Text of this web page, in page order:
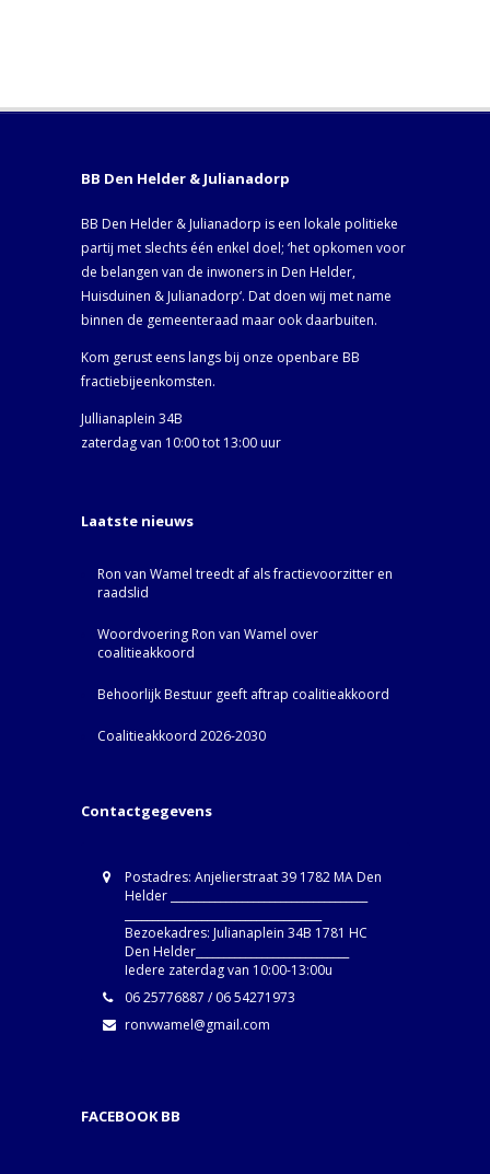
BB Den Helder & Julianadorp
BB Den Helder & Julianadorp is een lokale politieke
partij met slechts één enkel doel; ‘het opkomen voor
de belangen van de inwoners in Den Helder,
Huisduinen & Julianadorp‘. Dat doen wij met name
binnen de gemeenteraad maar ook daarbuiten.
Kom gerust eens langs bij onze openbare BB
fractiebijeenkomsten.
Jullianaplein 34B
zaterdag van 10:00 tot 13:00 uur
Laatste nieuws
Ron van Wamel treedt af als fractievoorzitter en
raadslid
Woordvoering Ron van Wamel over
coalitieakkoord
Behoorlijk Bestuur geeft aftrap coalitieakkoord
Coalitieakkoord 2026-2030
Contactgegevens
Postadres: Anjelierstraat 39 1782 MA Den
Helder ____________________________________
Bezoekadres: Julianaplein 34B 1781 HC
Den Helder____________________________
Iedere zaterdag van 10:00-13:00u
06 25776887 / 06 54271973
ronvwamel@gmail.com
FACEBOOK BB